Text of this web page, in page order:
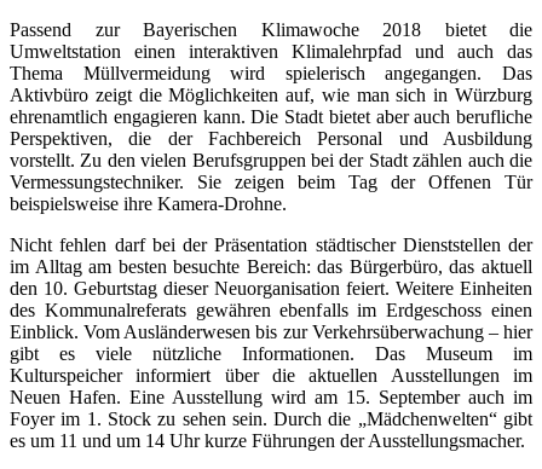
Passend zur Bayerischen Klimawoche 2018 bietet die
Umweltstation einen interaktiven Klimalehrpfad und auch das
Thema Müllvermeidung wird spielerisch angegangen. Das
Aktivbüro zeigt die Möglichkeiten auf, wie man sich in Würzburg
ehrenamtlich engagieren kann. Die Stadt bietet aber auch berufliche
Perspektiven, die der Fachbereich Personal und Ausbildung
vorstellt. Zu den vielen Berufsgruppen bei der Stadt zählen auch die
Vermessungstechniker. Sie zeigen beim Tag der Offenen Tür
beispielsweise ihre Kamera-Drohne.
Nicht fehlen darf bei der Präsentation städtischer Dienststellen der
im Alltag am besten besuchte Bereich: das Bürgerbüro, das aktuell
den 10. Geburtstag dieser Neuorganisation feiert. Weitere Einheiten
des Kommunalreferats gewähren ebenfalls im Erdgeschoss einen
Einblick. Vom Ausländerwesen bis zur Verkehrsüberwachung – hier
gibt es viele nützliche Informationen. Das Museum im
Kulturspeicher informiert über die aktuellen Ausstellungen im
Neuen Hafen. Eine Ausstellung wird am 15. September auch im
Foyer im 1. Stock zu sehen sein. Durch die „Mädchenwelten“ gibt
es um 11 und um 14 Uhr kurze Führungen der Ausstellungsmacher.